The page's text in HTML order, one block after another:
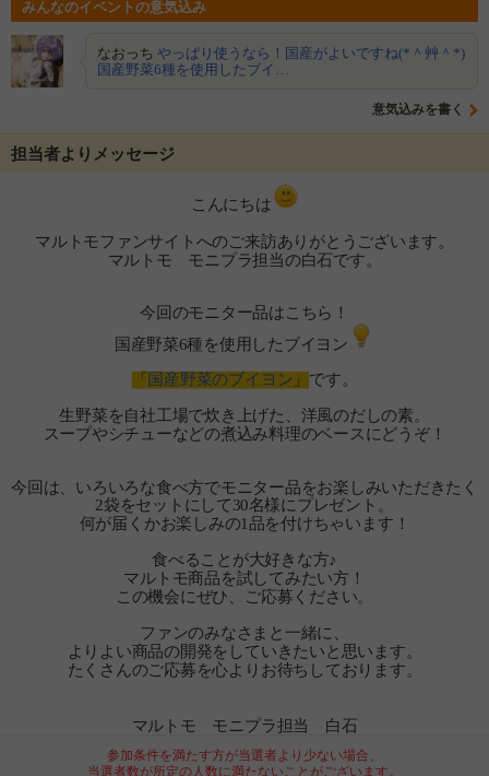
みんなのイベントの意気込み
なおっち やっぱり使うなら！国産がよいですね(*＾艸＾*)
国産野菜6種を使用したブイ…
意気込みを書く
担当者よりメッセージ
こんにちは
マルトモファンサイトへのご来訪ありがとうございます。
マルトモ モニプラ担当の白石です。
今回のモニター品はこちら！
国産野菜6種を使用したブイヨン
「 国産野菜のブイヨン 」 です。
生野菜を自社工場で炊き上げた、洋風のだしの素。
スープやシチューなどの煮込み料理のベースにどうぞ！
今回は、いろいろな食べ方でモニター品をお楽しみいただきたく
2袋をセットにして30名様にプレゼント。
何が届くかお楽しみの1品を付けちゃいます！
食べることが大好きな方♪
マルトモ商品を試してみたい方！
この機会にぜひ、ご応募ください。
ファンのみなさまと一緒に、
よりよい商品の開発をしていきたいと思います。
たくさんのご応募を心よりお待ちしております。
マルトモ モニプラ担当 白石
参加条件を満たす方が当選者より少ない場合、
当選者数が所定の人数に満たないことがございます。